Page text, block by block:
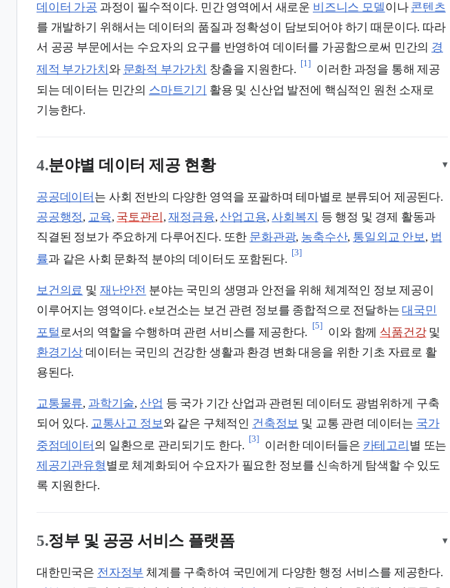
데이터 가공 과정이 필수적이다. 민간 영역에서 새로운 비즈니스 모델이나 콘텐츠
를 개발하기 위해서는 데이터의 품질과 정확성이 담보되어야 하기 때문이다. 따라
서 공공 부문에서는 수요자의 요구를 반영하여 데이터를 가공함으로써 민간의 경
제적 부가가치 와 문화적 부가가치 창출을 지원한다.
[1]
이러한 과정을 통해 제공
되는 데이터는 민간의 스마트기기 활용 및 신산업 발전에 핵심적인 원천 소재로
기능한다.
4.분야별 데이터 제공 현황 ▾
공공데이터 는 사회 전반의 다양한 영역을 포괄하며 테마별로 분류되어 제공된다.
공공행정, 교육, 국토관리 ,재정금융,산업고용,사회복지 등 행정 및 경제 활동과
직결된 정보가 주요하게 다루어진다. 또한 문화관광, 농축수산, 통일외교 안보 , 법
률과 같은 사회 문화적 분야의 데이터도 포함된다.
[3]
보건의료 및 재난안전 분야는 국민의 생명과 안전을 위해 체계적인 정보 제공이
이루어지는 영역이다. e보건소는 보건 관련 정보를 종합적으로 전달하는대국민
포털로서의 역할을 수행하며 관련 서비스를 제공한다.
[5]
이와 함께 식품건강및
환경기상 데이터는 국민의 건강한 생활과 환경 변화 대응을 위한 기초 자료로 활
용된다.
교통물류, 과학기술, 산업 등 국가 기간 산업과 관련된 데이터도 광범위하게 구축
되어 있다. 교통사고 정보와 같은 구체적인 건축정보 및 교통 관련 데이터는 국가
중점데이터 의 일환으로 관리되기도 한다.
[3]
이러한 데이터들은 카테고리 별 또는
제공기관유형 별로 체계화되어 수요자가 필요한 정보를 신속하게 탐색할 수 있도
록 지원한다.
5.정부 및 공공 서비스 플랫폼 ▾
대한민국은 전자정부 체계를 구축하여 국민에게 다양한 행정 서비스를 제공한다.